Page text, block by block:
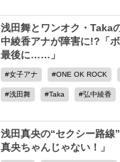
浅田舞とワンオク・Taka
中綾香アナが障害に!?「
最後に……」
女子アナ ONE OK ROCK
浅田舞 Taka 弘中綾香
浅田真央の“セクシー路線
真央ちゃんじゃない！」